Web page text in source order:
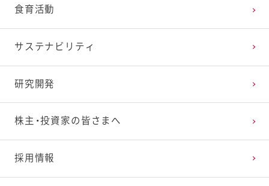
2025年1月
2024年2月
2023年3月
2022年4月
2021年5月
2020年6月
2019年7月
食育活動
サステナビリティ
研究開発
株主・投資家の皆さまへ
採用情報